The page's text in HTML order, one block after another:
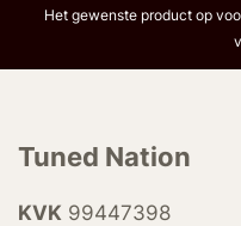
Het gewenste product op
Tuned Nation
KVK 99447398